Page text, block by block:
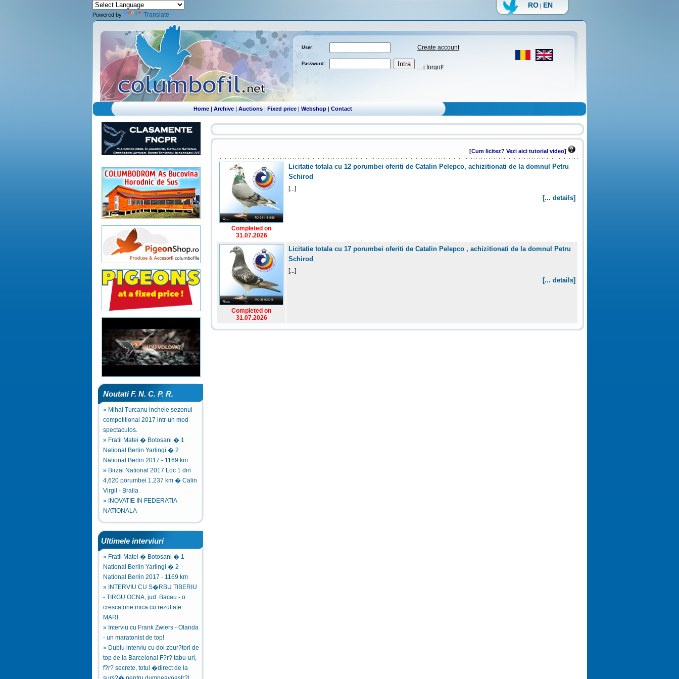
Powered by Translate
RO| EN
User: Create account
Password : ... i forgot!
Home| Archive| Auctions| Fixed price| Webshop| Contact
Noutati F. N. C. P. R.
» Mihai Turcanu incheie sezonul
competitional 2017 intr-un mod
spectaculos.
» Fratii Matei � Botosani � 1
National Berlin Yarlingi � 2
National Berlin 2017 - 1169 km
» Birzai National 2017 Loc 1 din
4,620 porumbei 1.237 km � Calin
Virgil - Braila
» INOVATIE IN FEDERATIA
NATIONALA
Ultimele interviuri
» Fratii Matei � Botosani � 1
National Berlin Yarlingi � 2
National Berlin 2017 - 1169 km
» INTERVIU CU S�RBU TIBERIU
- TIRGU OCNA, jud. Bacau - o
crescatorie mica cu rezultate
MARI.
» Interviu cu Frank Zwiers - Olanda
- un maratonist de top!
» Dublu interviu cu doi zbur?tori de
top de la Barcelona! F?r? tabu-uri,
f?r? secrete, totul �direct de la
[Cum licitez? Vezi aici tutorial video]
Completed on
31.07.2026
Licitatie totala cu 12 porumbei oferiti de Catalin Pelepco, achizitionati de la domnul Petru
Schirod
[...]
[... details]
Completed on
31.07.2026
Licitatie totala cu 17 porumbei oferiti de Catalin Pelepco , achizitionati de la domnul Petru
Schirod
[...]
[... details]